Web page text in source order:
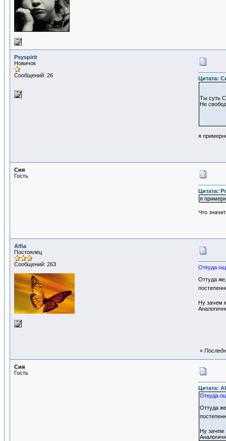
Psyspirit
Новичок
Сообщений: 26
Цитата:
Ты суть
Не
я
Сия
Гость
Цитата:
я
Что
Alfia
Постоялец
Сообщений: 263
Откуда
Оттуда
Ну зачем
«
Сия
Гость
Цитата:
Откуда
Оттуда
Ну зачем